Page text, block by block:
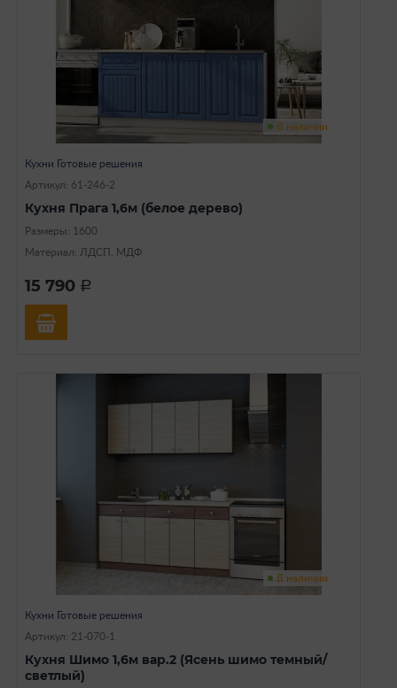
В наличии
Кухни Готовые решения
Артикул: 61-246-2
Кухня Прага 1,6м (белое дерево)
Размеры: 1600
Материал: ЛДСП, МДФ
15 790 a
В наличии
Кухни Готовые решения
Артикул: 21-070-1
Кухня Шимо 1,6м вар.2 (Ясень шимо темный/
светлый)